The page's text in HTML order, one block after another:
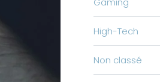
High-Tech
Non classé